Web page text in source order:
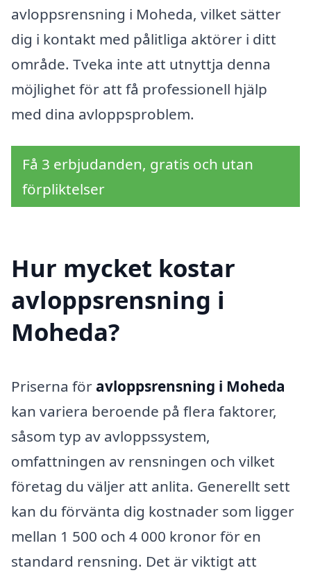
avloppsrensning i Moheda, vilket sätter
dig i kontakt med pålitliga aktörer i ditt
område. Tveka inte att utnyttja denna
möjlighet för att få professionell hjälp
med dina avloppsproblem.
Få 3 erbjudanden, gratis och utan
förpliktelser
Hur mycket kostar
avloppsrensning i
Moheda?
Priserna för avloppsrensning i Moheda
kan variera beroende på flera faktorer,
såsom typ av avloppssystem,
omfattningen av rensningen och vilket
företag du väljer att anlita. Generellt sett
kan du förvänta dig kostnader som ligger
mellan 1 500 och 4 000 kronor för en
standard rensning. Det är viktigt att